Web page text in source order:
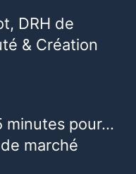
DRH de
& Création
minutes pour…
marché